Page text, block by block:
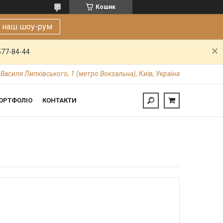
Кошик
наш шоу-рум
84-44
Липківського, 1 (метро Вокзальна), Київ, Україна
КОНТАКТИ